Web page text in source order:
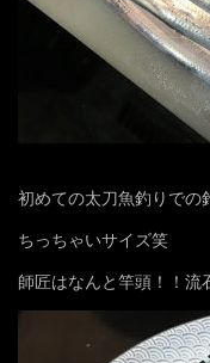
初めての太刀魚釣りでの
ちっちゃいサイズ笑
師匠はなんと竿頭！！流